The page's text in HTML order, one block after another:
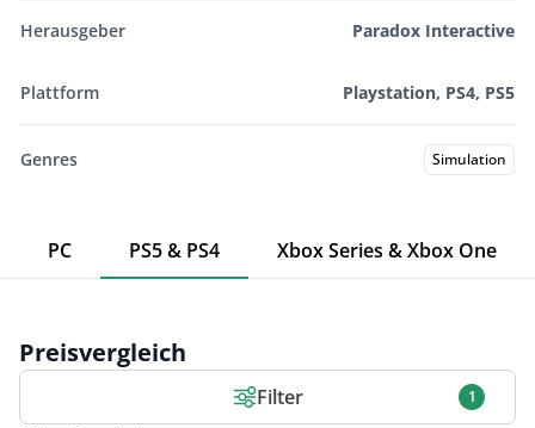
Herausgeber Paradox Interactive
Plattform Playstation, PS4, PS5
Genres Simulation
PC PS5 & PS4 Xbox Series & Xbox One
Preisvergleich
Filter 1